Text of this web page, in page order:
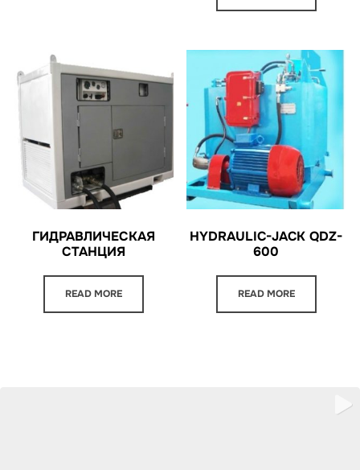
ГИДРАВЛИЧЕСКАЯ
СТАНЦИЯ
READ MORE
HYDRAULIC-JACK QDZ-
600
READ MORE